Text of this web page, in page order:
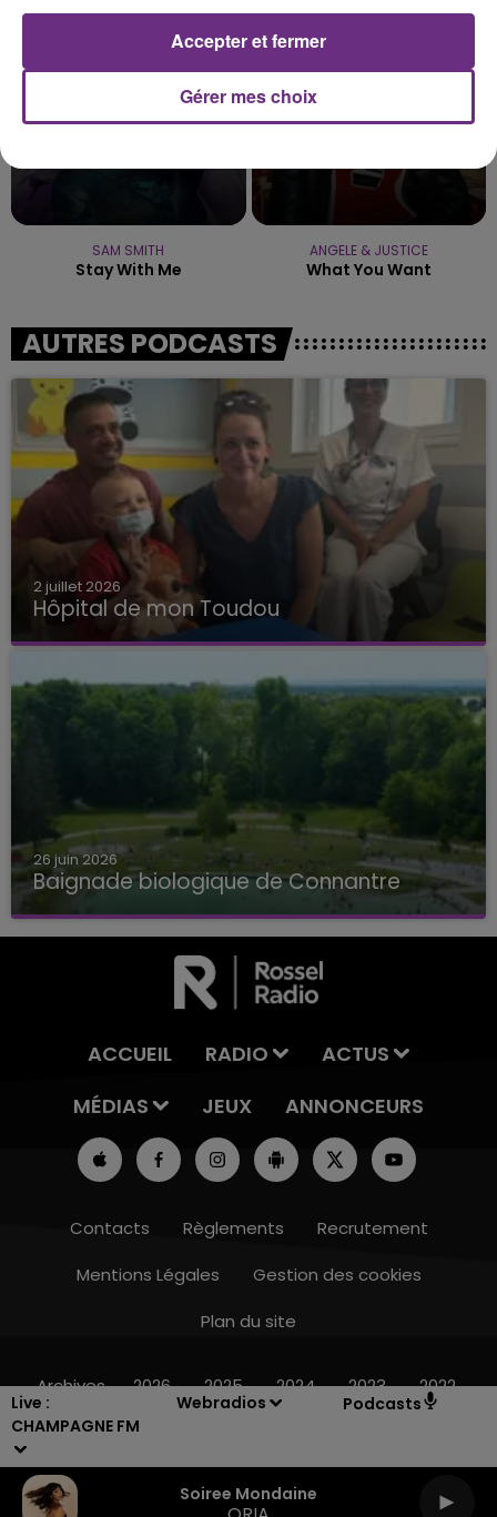
Live :
CHAMPAGNE FM
Webradios Podcasts
Soiree Mondaine
SAM SMITH
Stay With Me
ANGELE & JUSTICE
What You Want
AUTRES PODCASTS
2 juillet 2026
Hôpital de mon Toudou
Hôpital de mon Toudou
26 juin 2026
Baignade biologique de Connantre
Baignade biologique de Connantre
ACCUEIL RADIO
ACTUS
MÉDIAS
JEUX ANNONCEURS
Contacts Règlements
Recrutement
Mentions Légales
Gestion des cookies
Plan du site
Archives 2026 2025 2024 2023 2022
Gérer mes choix
Accepter et fermer